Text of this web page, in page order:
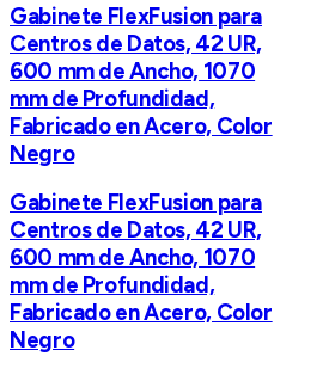
Gabinete FlexFusion para
Centros de Datos, 42 UR,
600 mm de Ancho, 1070
mm de Profundidad,
Fabricado en Acero, Color
Negro
Gabinete FlexFusion para
Centros de Datos, 42 UR,
600 mm de Ancho, 1070
mm de Profundidad,
Fabricado en Acero, Color
Negro